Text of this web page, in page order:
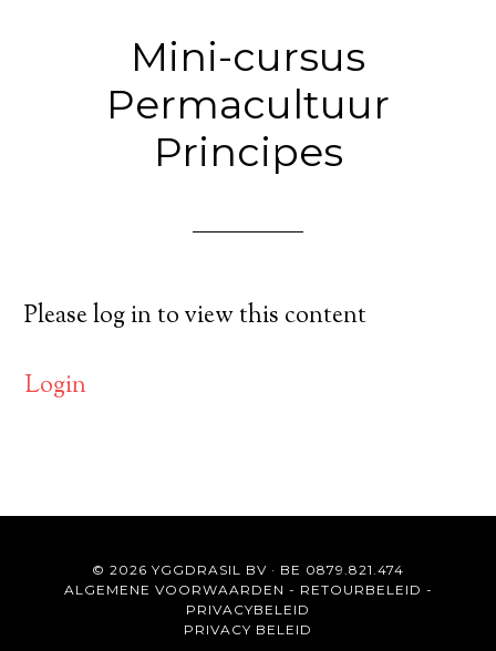
Mini-cursus
Permacultuur
Principes
Please log in to view this content
Login
© 2026 YGGDRASIL BV · BE 0879.821.474
ALGEMENE VOORWAARDEN - RETOURBELEID -
PRIVACYBELEID
PRIVACY BELEID